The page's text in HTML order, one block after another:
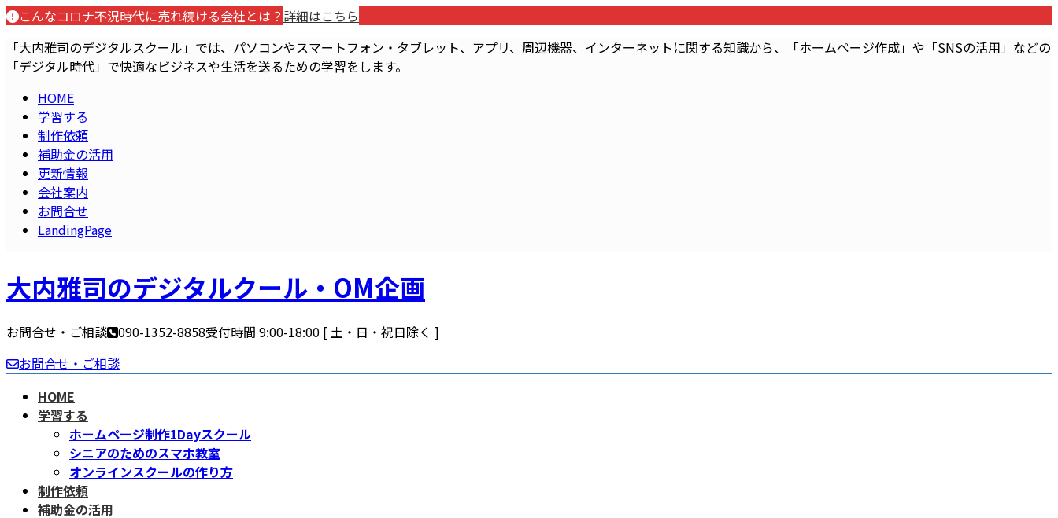
コ
テ
ン
ナ
ゲ
ー
こんなコロナ不況時代に売れ続ける会社とは？ 詳細はこちら
「大内雅司のデジタルスクール」では、パソコンやスマートフォン・タブレット、アプリ、周辺機器、インターネットに関する知識から、「ホームページ作成」や「SNSの活用」などの
「デジタル時代」で快適なビジネスや生活を送るための学習をします。
HOME
学習する
制作依頼
補助金の活用
更新情報
会社案内
お問合せ
LandingPage
大内雅司のデジタルクール・OM企画
お問合せ・ご相談 090-1352-8858受付時間 9:00-18:00 [ 土・日・祝日除く ]
お問合せ・ご相談
HOME
学習する
ホームページ制作1Dayスクール
シニアのためのスマホ教室
オンラインスクールの作り方
制作依頼
補助金の活用